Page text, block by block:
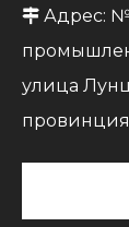
 Адрес: №
улица
провинция